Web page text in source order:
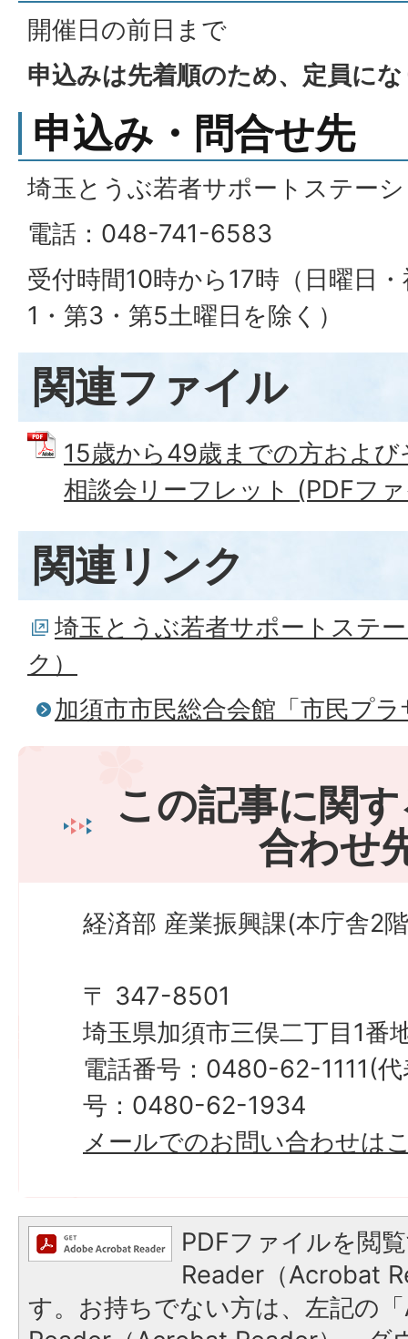
開催日の前日まで
申込みは先着順のため、定員に
申込み・問合せ先
埼玉とうぶ若者サポートステー
電話：048-741-6583
受付時間10時から17時（日曜日
1・第3・第5土曜日を除く）
関連ファイル
15歳から49歳までの方およ
相談会リーフレット (PDFフ
関連リンク
埼玉とうぶ若者サポートステ
ク）
加須市市民総合会館「市民プ
この記事に関
合わせ
経済部 産業振興課(本庁舎2
〒 347-8501
埼玉県加須市三俣二丁目1番
電話番号：0480-62-1111(
号：0480-62-1934
メールでのお問い合わせは
PDFファイルを閲
Reader（Acrobat
す。お持ちでない方は、左記の